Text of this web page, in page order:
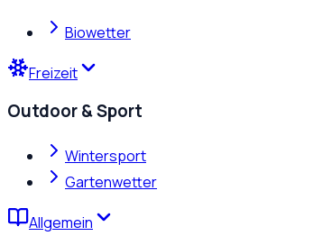
Biowetter
Freizeit
Outdoor & Sport
Wintersport
Gartenwetter
Allgemein